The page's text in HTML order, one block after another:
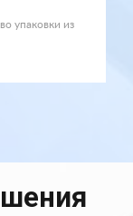
и т.п.)
упаковки из